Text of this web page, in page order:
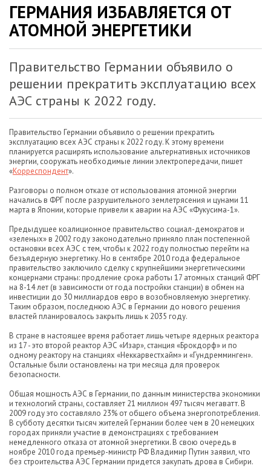
ГЕРМАНИЯ ИЗБАВЛЯЕТСЯ ОТ
АТОМНОЙ ЭНЕРГЕТИКИ
Правительство Германии объявило о
решении прекратить эксплуатацию всех
АЭС страны к 2022 году.
Правительство Германии объявило о решении прекратить
эксплуатацию всех АЭС страны к 2022 году. К этому времени
планируется расширять использование альтернативных источников
энергии, сооружать необходимые линии электропередачи, пишет
«Корреспондент».
Разговоры о полном отказе от использования атомной энергии
начались в ФРГ после разрушительного землетрясения и цунами 11
марта в Японии, которые привели к аварии на АЭС «Фукусима-1».
Предыдущее коалиционное правительство социал-демократов и
«зеленых» в 2002 году законодательно приняло план постепенной
остановки всех АЭС с тем, чтобы к 2022 году полностью перейти на
безъядерную энергетику. Но в сентябре 2010 года федеральное
правительство заключило сделку с крупнейшими энергетическими
концернами страны: продление срока работы 17 атомных станций ФРГ
на 8-14 лет (в зависимости от года постройки станции) в обмен на
инвестиции до 30 миллиардов евро в возобновляемую энергетику.
Таким образом, последнюю АЭС в Германии до нового решения
властей планировалось закрыть лишь к 2035 году.
В стране в настоящее время работает лишь четыре ядерных реактора
из 17 - это второй реактор АЭС «Изар», станция «Брокдорф» и по
одному реактору на станциях «Неккарвестхайм» и «Гундремминген».
Остальные были остановлены на три месяца для проверок
безопасности.
Общая мощность АЭС в Германии, по данным министерства экономики
и технологий страны, составляет 21 миллион 497 тысяч мегаватт. В
2009 году это составляло 23% от общего объема энергопотребления.
В субботу десятки тысяч жителей Германии более чем в 20 немецких
городах приняли участие в демонстрациях с требованием
немедленного отказа от атомной энергетики. В свою очередь в
ноябре 2010 года премьер-министр РФ Владимир Путин заявил, что
без строительства АЭС Германии придется закупать дрова в Сибири.